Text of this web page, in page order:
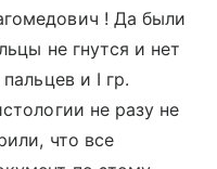
! Да были
не гнутся и нет
и I гр.
не разу не
что все